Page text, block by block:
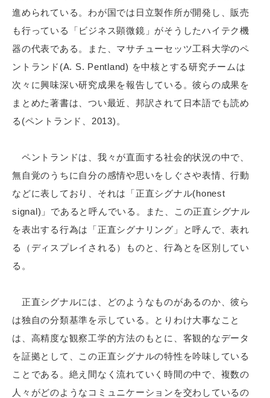
進められている。わが国では日立製作所が開発し、販売
も行っている「ビジネス顕微鏡」がそうしたハイテク機
器の代表である。また、マサチューセッツ工科大学のペ
ントランド(A. S. Pentland) を中核とする研究チームは
次々に興味深い研究成果を報告している。彼らの成果を
まとめた著書は、つい最近、邦訳されて日本語でも読め
る(ペントランド、2013)。
ペントランドは、我々が直面する社会的状況の中で、
無自覚のうちに自分の感情や思いをしぐさや表情、行動
などに表しており、それは「正直シグナル(honest
signal)」であると呼んでいる。また、この正直シグナル
を表出する行為は「正直シグナリング」と呼んで、表れ
る（ディスプレイされる）ものと、行為とを区別してい
る。
正直シグナルには、どのようなものがあるのか、彼ら
は独自の分類基準を示している。とりわけ大事なこと
は、高精度な観察工学的方法のもとに、客観的なデータ
を証拠として、この正直シグナルの特性を吟味している
ことである。絶え間なく流れていく時間の中で、複数の
人々がどのようなコミュニケーションを交わしているの